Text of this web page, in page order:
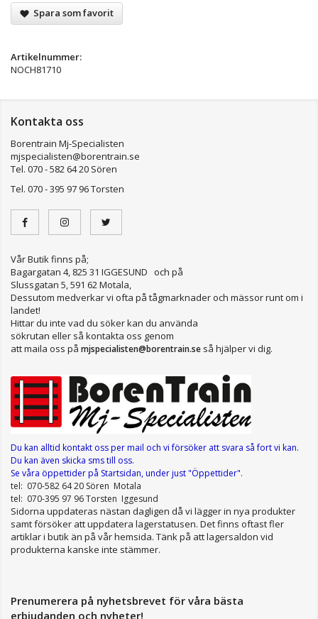
Spara som favorit
Artikelnummer:
NOCH81710
Kontakta oss
Borentrain Mj-Specialisten
mjspecialisten@borentrain.se
Tel. 070 - 582 64 20 Sören
Tel. 070 - 395 97 96 Torsten
Vår Butik finns på;
Bagargatan 4, 825 31 IGGESUND och på
Slussgatan 5, 591 62 Motala,
Dessutom medverkar vi ofta på tågmarknader och mässor runt om i
landet!
Hittar du inte vad du söker kan du använda
sökrutan eller så kontakta oss genom
att maila oss på mjspecialisten@borentrain.se så hjälper vi dig.
Du kan alltid kontakt oss per mail och vi försöker att svara så fort vi kan.
Du kan även skicka sms till oss.
Se våra öppettiderpå Startsidan, under just "Öppettider".
tel: 070-582 64 20 Sören Motala
tel: 070-395 97 96 Torsten Iggesund
Sidorna uppdateras nästan dagligen då vi lägger in nya produkter
samt försöker att uppdatera lagerstatusen. Det finns oftast fler
artiklar i butik än på vår hemsida. Tänk på att lagersaldon vid
produkterna kanske inte stämmer.
Prenumerera på nyhetsbrevet för våra bästa
erbjudanden och nyheter!